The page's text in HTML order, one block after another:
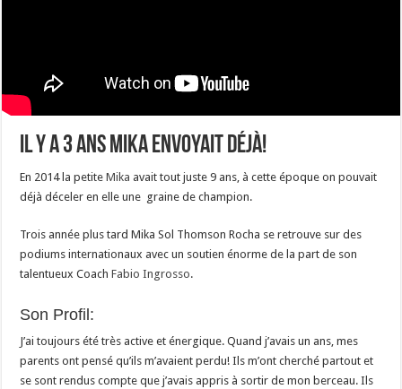
Il y a 3 ans Mika envoyait déjà!
En 2014 la petiteMika avait tout juste 9 ans, à cette époque on pouvait
déjà déceler en elle une graine de champion.
Trois année plus tard Mika Sol Thomson Rocha se retrouve sur des
podiums internationaux avec un soutien énorme de la part de son
talentueux CoachFabio Ingrosso.
Son Profil:
J’ai toujours été très active et énergique. Quand j’avais un ans, mes
parents ont pensé qu’ils m’avaient perdu! Ils m’ont cherché partout et
se sont rendus compte que j’avais appris à sortir de mon berceau. Ils